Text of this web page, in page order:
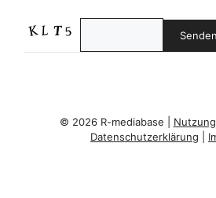
© 2026 R-mediabase |
Datenschutzerklärung